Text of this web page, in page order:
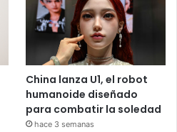
China lanza U1, el robot
humanoide diseñado
para combatir la soledad
hace 3 semanas